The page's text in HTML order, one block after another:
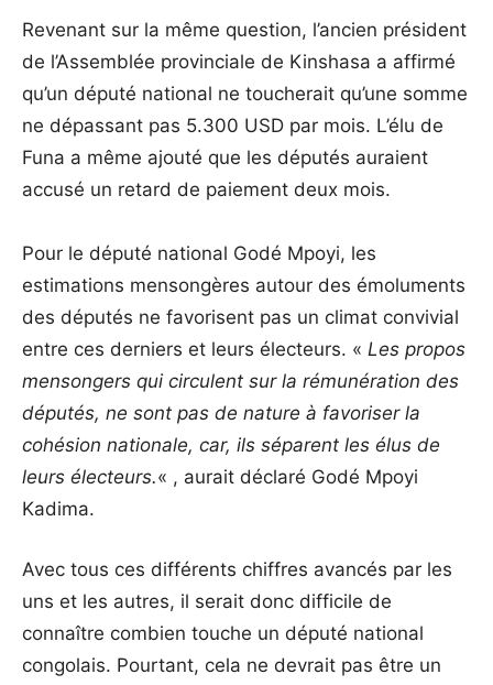
Revenant sur la même question, l’ancien président
de l’Assemblée provinciale de Kinshasa a affirmé
qu’un député national ne toucherait qu’une somme
ne dépassant pas 5.300 USD par mois. L’élu de
Funa a même ajouté que les députés auraient
accusé un retard de paiement deux mois.
Pour le député national Godé Mpoyi, les
estimations mensongères autour des émoluments
des députés ne favorisent pas un climat convivial
entre ces derniers et leurs électeurs. « Les propos
mensongers qui circulent sur la rémunération des
députés, ne sont pas de nature à favoriser la
cohésion nationale, car, ils séparent les élus de
leurs électeurs.« , aurait déclaré Godé Mpoyi
Kadima.
Avec tous ces différents chiffres avancés par les
uns et les autres, il serait donc difficile de
connaître combien touche un député national
congolais. Pourtant, cela ne devrait pas être un